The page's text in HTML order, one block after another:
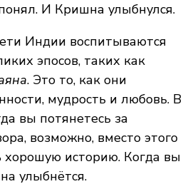
И Кришна улыбнулся.
Индии воспитываются
эпосов, таких как
. Это то, как они
мудрость и любовь. В
вы потянетесь за
возможно, вместо этого
хорошую историю. Когда вы
улыбнётся.